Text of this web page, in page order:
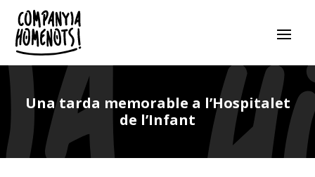
Una tarda memorable a l’Hospitalet
de l’Infant